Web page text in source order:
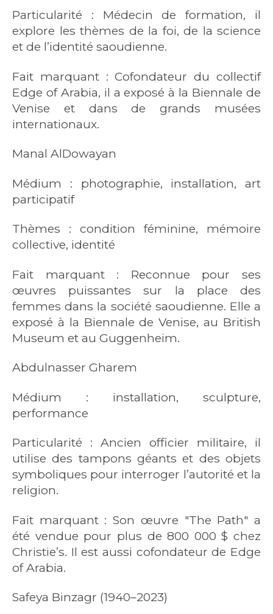
Particularité : Médecin de formation, il
explore les thèmes de la foi, de la science
et de l’identité saoudienne.
Fait marquant : Cofondateur du collectif
Edge of Arabia, il a exposé à la Biennale de
Venise et dans de grands musées
internationaux.
Manal AlDowayan
Médium : photographie, installation, art
participatif
Thèmes : condition féminine, mémoire
collective, identité
Fait marquant : Reconnue pour ses
œuvres puissantes sur la place des
femmes dans la société saoudienne. Elle a
exposé à la Biennale de Venise, au British
Museum et au Guggenheim.
Abdulnasser Gharem
Médium : installation, sculpture,
performance
Particularité : Ancien officier militaire, il
utilise des tampons géants et des objets
symboliques pour interroger l’autorité et la
religion.
Fait marquant : Son œuvre "The Path" a
été vendue pour plus de 800 000 $ chez
Christie’s. Il est aussi cofondateur de Edge
of Arabia.
Safeya Binzagr (1940–2023)